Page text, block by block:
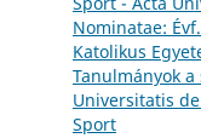
Nominatae:
Katolikus
Tanulmányok
Universitatis
Sport